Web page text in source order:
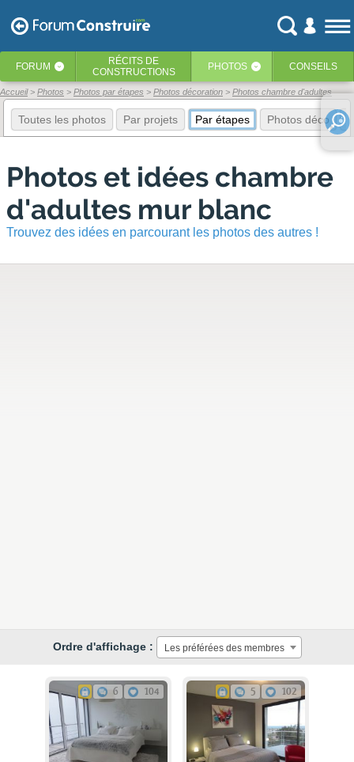
FORUM ‹ RÉCITS DE
CONSTRUCTIONS
PHOTOS ‹ CONSEILS
Accueil Photos Photos par étapes Photos décoration Photos chambre d'adultes
Toutes les photos Par projets Par étapes Photos déco
Photos et idées chambre
d'adultes mur blanc
Trouvez des idées en parcourant les photos des autres !
Ordre d'affichage : Les préférées des membres
6 104 5 102